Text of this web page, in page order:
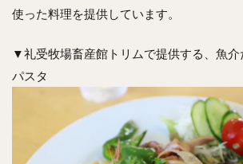
使った料理を提供しています。
▼礼受牧場畜産館トリムで提供する、魚介
パスタ